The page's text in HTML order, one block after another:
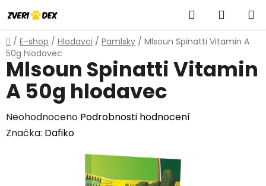
na
obsah
Hledat
KOŠÍK
Domů
/ E-shop / Hlodavci / Pamlsky / Mlsoun Spinatti Vitamin A
50g hlodavec
Mlsoun Spinatti Vitamin
A 50g hlodavec
Průměrné
hodnocení
Neohodnoceno Podrobnosti hodnocení
Značka: Dafiko